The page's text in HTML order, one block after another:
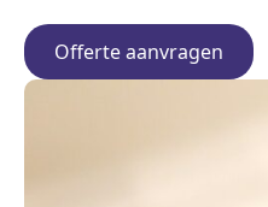
Offerte aanvragen